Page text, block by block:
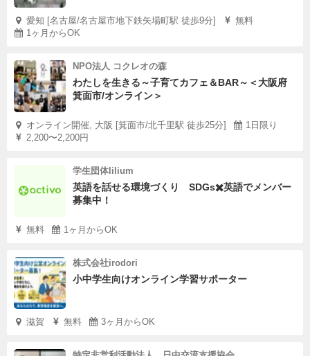
愛知 [名古屋/名古屋市地下鉄矢場町駅 徒歩9分]
無料
1ヶ月からOK
NPO法人 コクレオの森
わたしを生きる～子育てカフェ＆BAR～＜大阪府
箕面市/オンライン＞
オンライン開催, 大阪 [箕面市/北千里駅 徒歩25分]
1日限り
2,200〜2,200円
学生団体lilium
英語を話せる環境づくり SDGs✖️英語でメンバー
募集中！
無料 1ヶ月からOK
株式会社irodori
小中学生向けオンライン学習サポーター
滋賀 無料 3ヶ月からOK